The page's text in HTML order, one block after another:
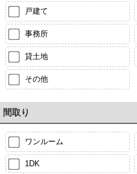
戸建て
事務所
貸土地
その他
間取り
ワンルーム
1DK